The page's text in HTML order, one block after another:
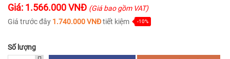
Giá: 1.566.000 VNĐ (Giá bao gồm VAT)
Giá trước đây 1.740.000 VNĐtiết kiệm -10%
Số lượng